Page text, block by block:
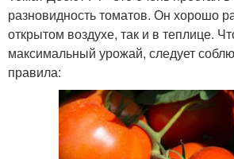
разновидность томатов. Он хорошо
открытом воздухе, так и в теплице.
максимальный урожай, следует
правила: